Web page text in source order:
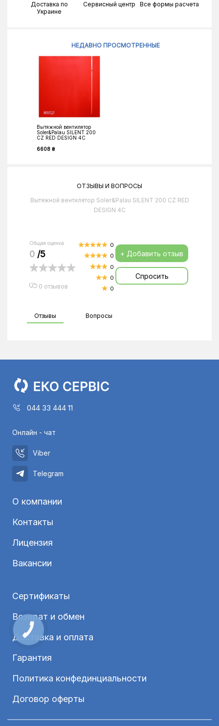
Доставка по
Украине
Сервисный центр Все формы расчета
НЕДАВНО ПРОСМОТРЕННЫЕ
Вытяжной вентилятор
Soler&Palau SILENT 200
CZ RED DESIGN 4C
6608 ₴
ОТЗЫВЫ И ВОПРОСЫ
Вытяжной вентилятор Soler&Palau SILENT 200 CZ RED
DESIGN 4C
Общая оценка
0 /5
0 отзывов
0
0
0
0
0
+ Добавить отзыв
Спросить
Отзывы Вопросы
044 33 444 11
Онлайн - чат
Viber
Telegram
О компании
Контакты
Лицензия
Вакансии
Сертификаты
Возврат и обмен
Доставка и оплата
Гарантия
Политика конфединциальности
Договор оферты